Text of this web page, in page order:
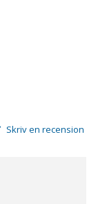
Skriv en recension